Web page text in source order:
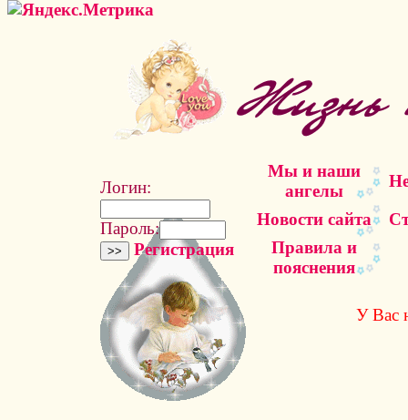
Логин:
Пароль:
Регистрация
Мы и наши
ангелы
Новости сайта
Правила и
пояснения
У Вас